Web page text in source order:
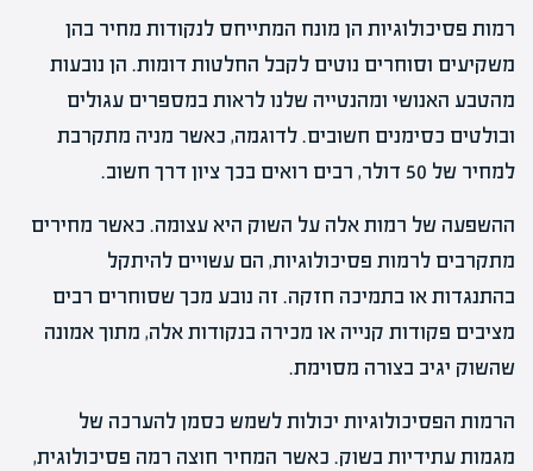
רמות פסיכולוגיות הן מונח המתייחס לנקודות מחיר בהן
משקיעים וסוחרים נוטים לקבל החלטות דומות. הן נובעות
מהטבע האנושי ומהנטייה שלנו לראות במספרים עגולים
ובולטים כסימנים חשובים. לדוגמה, כאשר מניה מתקרבת
למחיר של 50 דולר, רבים רואים בכך ציון דרך חשוב.
ההשפעה של רמות אלה על השוק היא עצומה. כאשר מחירים
מתקרבים לרמות פסיכולוגיות, הם עשויים להיתקל
בהתנגדות או בתמיכה חזקה. זה נובע מכך שסוחרים רבים
מציבים פקודות קנייה או מכירה בנקודות אלה, מתוך אמונה
שהשוק יגיב בצורה מסוימת.
הרמות הפסיכולוגיות יכולות לשמש כסמן להערכה של
מגמות עתידיות בשוק. כאשר המחיר חוצה רמה פסיכולוגית,